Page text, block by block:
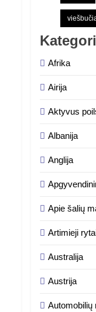
Afrika
Airija
Aktyvus
Albanija
Anglija
Apie šalių
Artimieji
Australija
Austrija
Automobilių